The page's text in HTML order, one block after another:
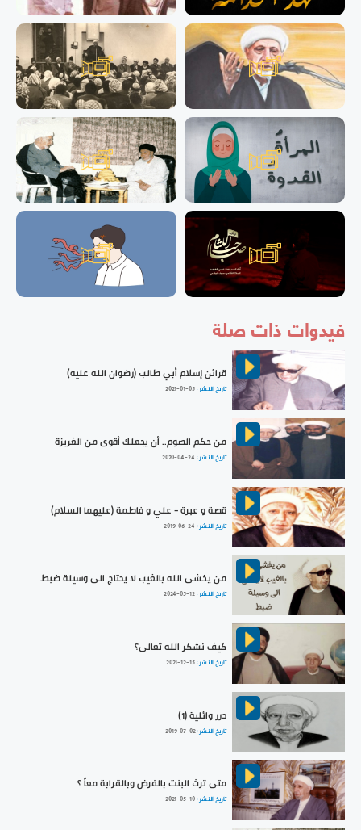
فيدوات ذات صلة
قرائن إسلام أبي طالب (رضوان الله عليه)
تاريخ النشر :2021-01-05
من حكم الصوم.. أن يجعلك أقوى من الغريزة
تاريخ النشر : 2020-04-24
قصة و عبرة - علي و فاطمة (عليهما السلام)
تاريخ النشر : 2019-06-24
من يخشى الله بالغيب لا يحتاج الى وسيلة ضبط
تاريخ النشر :2024-05-12
كيف نشكر الله تعالى؟
تاريخ النشر :2021-12-15
درر وائلية (1)
تاريخ النشر :2019-07-02
متى ترث البنت بالفرض وبالقرابة معاً ؟
تاريخ النشر :2021-05-10